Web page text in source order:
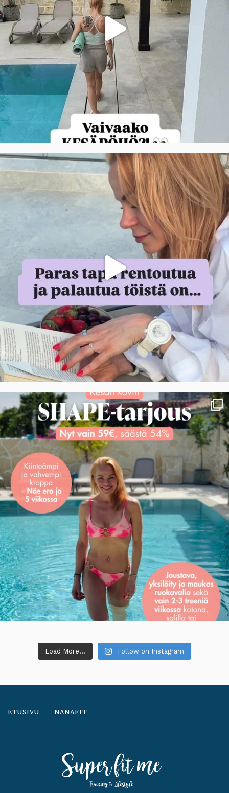
Load More... Follow on Instagram
ETUSIVU NANAFIT